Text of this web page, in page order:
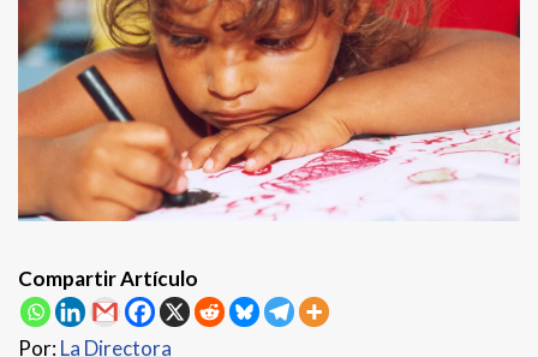
Compartir Artículo
Por:La Directora